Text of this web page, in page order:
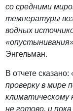
со средними
температуры
водных
Энгельман.
В отчете сказано:
проверку в мире
климатическому
не готово, и